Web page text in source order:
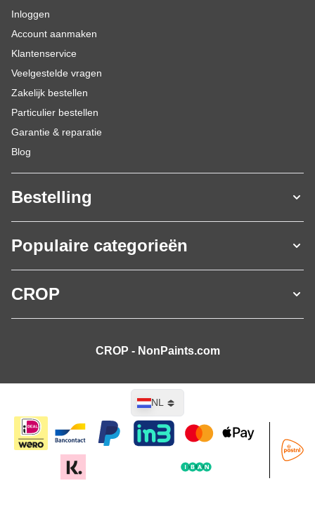
Inloggen
Account aanmaken
Klantenservice
Veelgestelde vragen
Zakelijk bestellen
Particulier bestellen
Garantie & reparatie
Blog
Bestelling
Populaire categorieën
CROP
CROP - NonPaints.com
NL